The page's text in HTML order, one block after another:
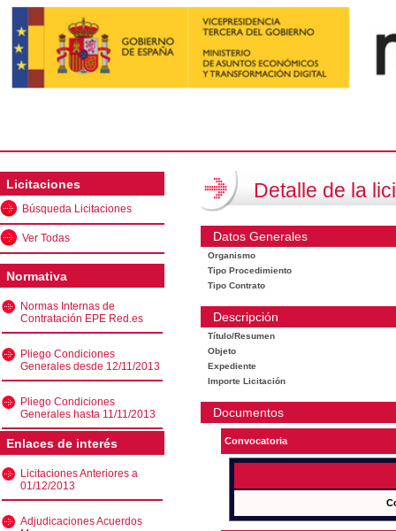
Licitaciones
Búsqueda Licitaciones
Ver Todas
Normativa
Normas Internas de
Contratación EPE Red.es
Pliego Condiciones
Generales desde 12/11/2013
Pliego Condiciones
Generales hasta 11/11/2013
Enlaces de interés
Licitaciones Anteriores a
01/12/2013
Adjudicaciones Acuerdos
Detalle de la
Datos Generales
Organismo
Tipo Procedimiento
Tipo Contrato
Descripción
Título/Resumen
Objeto
Expediente
Importe Licitación
Documentos
Convocatoria